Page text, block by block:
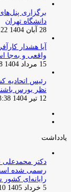
برگزاری
دانشگاه تهران
28 آبان 1404 08:22
آیا هشدار
واقعی و به‌جا
15 مرداد 1404 16:38
‏رئیس اتحادیه
نظر بورس
12 تیر 1404 23:38
یادداشت
دکتر محمدعلی
رسمی شده
رایانه‌ای کشور
5 خرداد 1405 15:10